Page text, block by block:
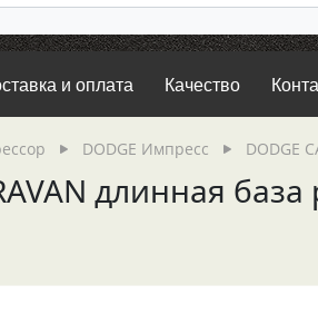
и оплата Качество
DODGE Импресс DODGE
длинная